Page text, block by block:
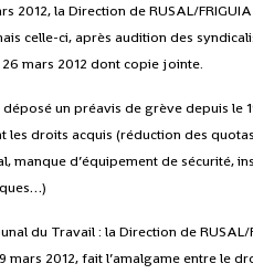
2012, la Direction de RUSAL/
celle-ci, après audition des
mars 2012 dont copie jointe.
un préavis de grève depuis le
les droits acquis (réduction des
manque d’équipement de sécurité,
du Travail : la Direction de
mars 2012, fait l’amalgame entre le